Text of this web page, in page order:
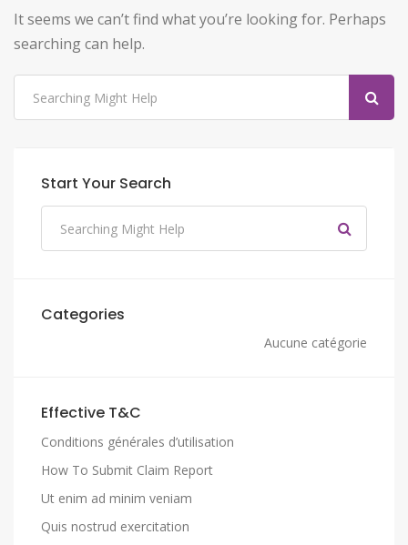
It seems we can’t find what you’re looking for. Perhaps
searching can help.
Start Your Search
Categories
Aucune catégorie
Effective T&C
Conditions générales d’utilisation
How To Submit Claim Report
Ut enim ad minim veniam
Quis nostrud exercitation